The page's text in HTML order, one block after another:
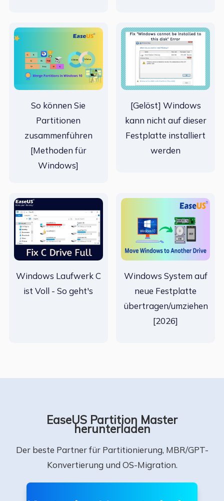
So können Sie
Partitionen
zusammenführen
[Methoden für
Windows]
[Gelöst] Windows
kann nicht auf dieser
Festplatte installiert
werden
Windows Laufwerk C
ist Voll - So geht's
Windows System auf
neue Festplatte
übertragen/umziehen
[2026]
EaseUS Partition Master
herunterladen
Der beste Partner für Partitionierung, MBR/GPT-
Konvertierung und OS-Migration.